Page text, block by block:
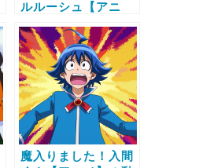
ルルーシュ【アニ
ビス比較と無料で全
話視聴する方法
魔入りました！入間